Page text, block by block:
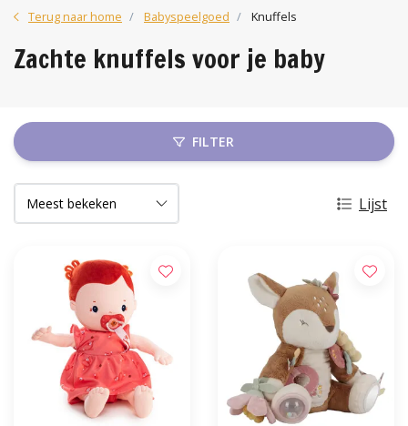
Terug naar home Babyspeelgoed Knuffels
Zachte knuffels voor je baby
FILTER
Lijst